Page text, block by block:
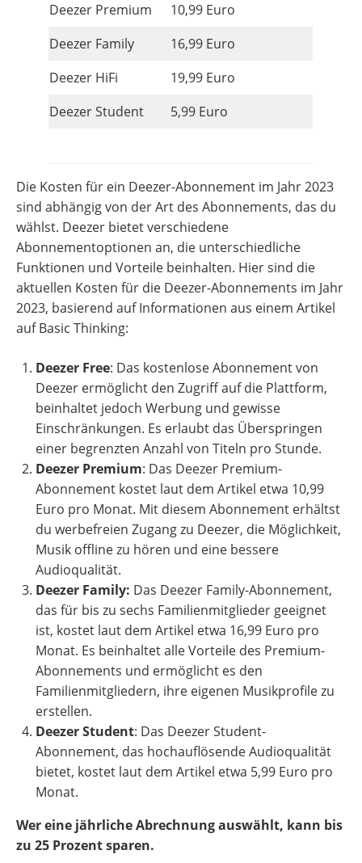
Deezer Premium
10,99 Euro
Deezer Family
16,99 Euro
Deezer HiFi
19,99 Euro
Deezer Student
5,99 Euro
Die Kosten für ein Deezer-Abonnement im Jahr 2023
sind abhängig von der Art des Abonnements, das du
wählst. Deezer bietet verschiedene
Abonnementoptionen an, die unterschiedliche
Funktionen und Vorteile beinhalten. Hier sind die
aktuellen Kosten für die Deezer-Abonnements im Jahr
2023, basierend auf Informationen aus einem Artikel
auf Basic Thinking:
Deezer Free: Das kostenlose Abonnement von
Deezer ermöglicht den Zugriff auf die Plattform,
beinhaltet jedoch Werbung und gewisse
Einschränkungen. Es erlaubt das Überspringen
einer begrenzten Anzahl von Titeln pro Stunde.
Deezer Premium: Das Deezer Premium-
Abonnement kostet laut dem Artikel etwa 10,99
Euro pro Monat. Mit diesem Abonnement erhältst
du werbefreien Zugang zu Deezer, die Möglichkeit,
Musik offline zu hören und eine bessere
Audioqualität.
Deezer Family: Das Deezer Family-Abonnement,
das für bis zu sechs Familienmitglieder geeignet
ist, kostet laut dem Artikel etwa 16,99 Euro pro
Monat. Es beinhaltet alle Vorteile des Premium-
Abonnements und ermöglicht es den
Familienmitgliedern, ihre eigenen Musikprofile zu
erstellen.
Deezer Student: Das Deezer Student-
Abonnement, das hochauflösende Audioqualität
bietet, kostet laut dem Artikel etwa 5,99 Euro pro
Monat.
Wer eine jährliche Abrechnung auswählt, kann bis
zu 25 Prozent sparen.